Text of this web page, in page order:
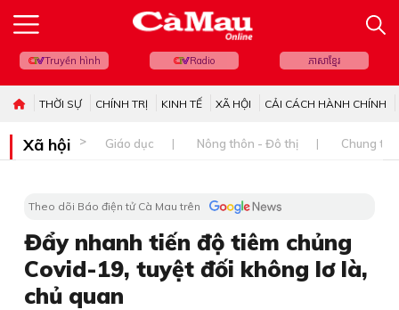
Truyền hình Radio ភាសាខ្មែរ
THỜI SỰ CHÍNH TRỊ KINH TẾ XÃ HỘI CẢI CÁCH HÀNH CHÍNH
Xã hội Giáo dục Nông thôn - Đô thị Chung
Theo dõi Báo điện tử Cà Mau trên
Đẩy nhanh tiến độ tiêm chủng
Covid-19, tuyệt đối không lơ là,
chủ quan